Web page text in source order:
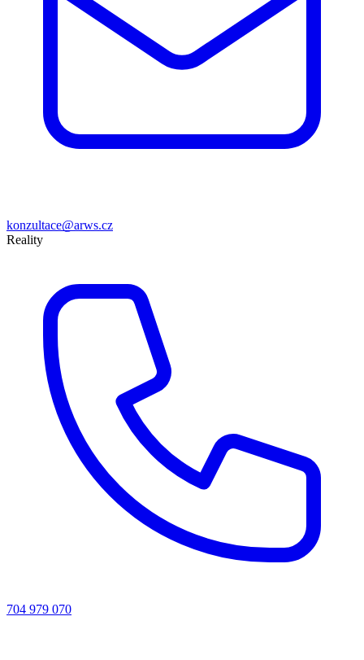
konzultace@arws.cz
Reality
704 979 070